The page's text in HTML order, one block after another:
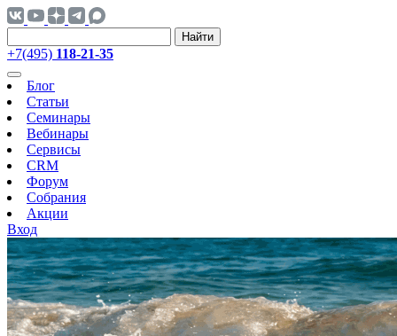
Найти
+7(495) 118-21-35
Блог
Статьи
Семинары
Вебинары
Сервисы
CRM
Форум
Собрания
Акции
Вход